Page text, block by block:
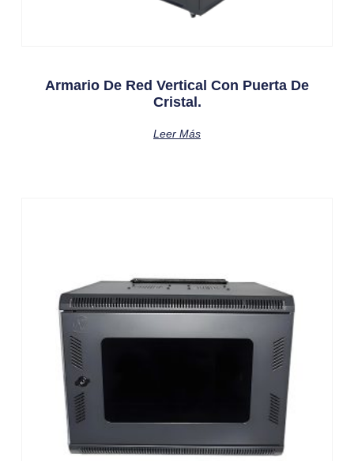
Armario De Red Vertical Con Puerta De
Cristal.
Leer Más